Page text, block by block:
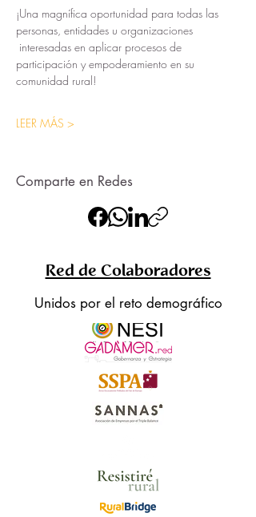
¡Una magnífica oportunidad para todas las
personas, entidades u organizaciones
interesadas en aplicar procesos de
participación y empoderamiento en su
comunidad rural!
LEER MÁS >
Comparte en Redes
Red de Colaboradores
Unidos por el reto demográfico